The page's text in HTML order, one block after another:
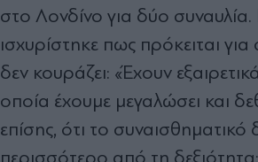
στο Λονδίνο για δύο συναυλία.
ισχυρίστηκε πως πρόκειται
δεν κουράζει: «Έχουν
οποία έχουμε μεγαλώσει και
επίσης, ότι το συναισθηματικό
περισσότερο από τη